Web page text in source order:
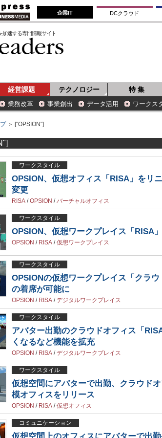
企業IT DCクラウド
加速する専門情報サイト
経営課題 テクノロジー 特 集
業務改革 事業創出 データ活用 ワークス
＞ ["OPSION"]
ワークスタイル
OPSION、仮想オフィス「RISA」をリ
変更
RISA /OPSION /バーチャルオフィス
ワークスタイル
OPSION、仮想ワークプレイス「RISA
OPSION / RISA /仮想ワークプレイス
ワークスタイル
OPSIONの仮想ワークプレイス「クラ
の着席が可能に
OPSION / RISA /デジタルワークプレイス
ワークスタイル
アバター出勤のクラウドオフィス「
くなるなど機能を拡充
OPSION / RISA /デジタルワークプレイス
ワークスタイル
仮想空間にアバターで出勤、クラウド
模オフィスをリリース
OPSION / RISA /仮想オフィス
コミュニケーション